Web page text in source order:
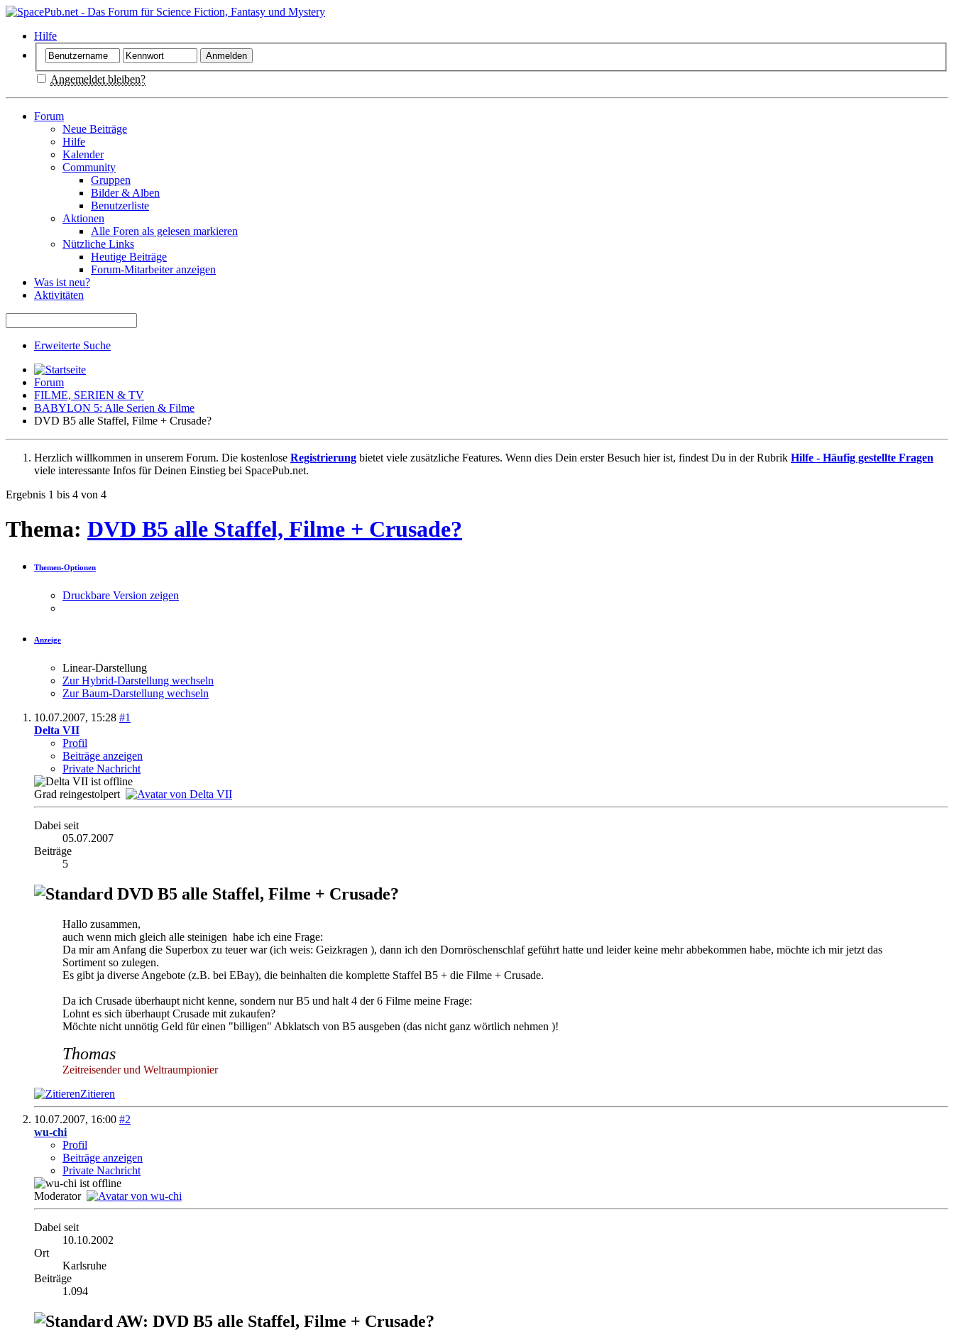
Hilfe
Angemeldet bleiben?
Forum
Neue Beiträge
Hilfe
Kalender
Community
Gruppen
Bilder & Alben
Benutzerliste
Aktionen
Alle Foren als gelesen markieren
Nützliche Links
Heutige Beiträge
Forum-Mitarbeiter anzeigen
Was ist neu?
Aktivitäten
Erweiterte Suche
Forum
FILME, SERIEN & TV
BABYLON 5: Alle Serien & Filme
DVD B5 alle Staffel, Filme + Crusade?
Herzlich willkommen in unserem Forum. Die kostenlose Registrierung bietet viele zusätzliche Features. Wenn dies Dein erster Besuch hier ist, findest Du in der Rubrik Hilfe - Häufig gestellte Fragen
viele interessante Infos für Deinen Einstieg bei SpacePub.net.
Ergebnis 1 bis 4 von 4
Thema: DVD B5 alle Staffel, Filme + Crusade?
Themen-Optionen
Druckbare Version zeigen
Anzeige
Linear-Darstellung
Zur Hybrid-Darstellung wechseln
Zur Baum-Darstellung wechseln
10.07.2007, 15:28 #1
Delta VII
Profil
Beiträge anzeigen
Private Nachricht
Grad reingestolpert
Dabei seit
05.07.2007
Beiträge
5
DVD B5 alle Staffel, Filme + Crusade?
Hallo zusammen,
auch wenn mich gleich alle steinigen habe ich eine Frage:
Da mir am Anfang die Superbox zu teuer war (ich weis: Geizkragen ), dann ich den Dornröschenschlaf geführt hatte und leider keine mehr abbekommen habe, möchte ich mir jetzt das
Sortiment so zulegen.
Es gibt ja diverse Angebote (z.B. bei EBay), die beinhalten die komplette Staffel B5 + die Filme + Crusade.
Da ich Crusade überhaupt nicht kenne, sondern nur B5 und halt 4 der 6 Filme meine Frage:
Lohnt es sich überhaupt Crusade mit zukaufen?
Möchte nicht unnötig Geld für einen "billigen" Abklatsch von B5 ausgeben (das nicht ganz wörtlich nehmen )!
Thomas
Zeitreisender und Weltraumpionier
Zitieren
10.07.2007, 16:00 #2
wu-chi
Profil
Beiträge anzeigen
Private Nachricht
Moderator
Dabei seit
10.10.2002
Ort
Karlsruhe
Beiträge
1.094
AW: DVD B5 alle Staffel, Filme + Crusade?